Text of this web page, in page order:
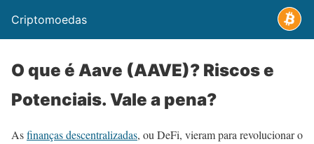
Criptomoedas
O que é Aave (AAVE)? Riscos e
Potenciais. Vale a pena?
Asfinanças descentralizadas, ou DeFi, vieram para revolucionar o